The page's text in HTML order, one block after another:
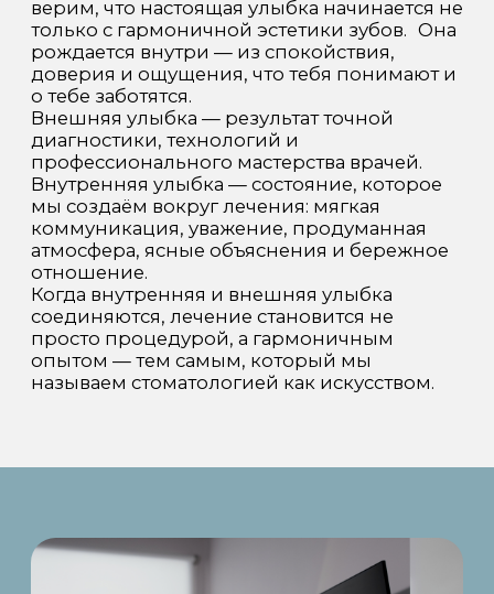
Инвестиции в технологии — это гарантия
безопасности и высокого качества
на каждом этапе лечения.
В нашей клинике искусство — это часть
заботы о пациенте. Пространство, свет, цвет
и детали интерьера продуманы так, чтобы
создавать ощущение спокойствия и доверия
ещё до начала лечения. Эту атмосферу
поддерживают люди, которые работают с
пациентом каждый день: внимательные
администраторы, ассистенты и врачи,
создающие ощущение уюта, поддержки и
спокойного, уважительного общения. Мы
ИСКУССТВО И
ЗАБОТА, КОТОРЫЕ
СОЗДАЁТ
СПОКОЙСТВИЕ